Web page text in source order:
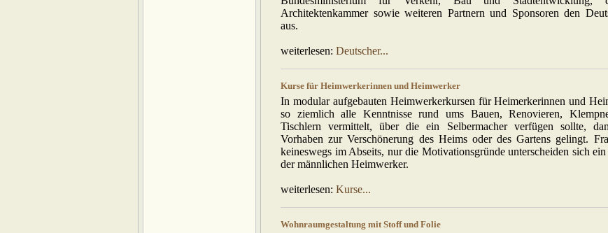
Architektenkammer sowie weiteren Partnern und Sponsoren den
aus.
weiterlesen: Deutscher...
Kurse für Heimwerkerinnen und Heimwerker
In modular aufgebauten Heimwerkerkursen für Heimerkerinnen und
so ziemlich alle Kenntnisse rund ums Bauen, Renovieren,
Tischlern vermittelt, über die ein Selbermacher verfügen sollte,
Vorhaben zur Verschönerung des Heims oder des Gartens gelingt.
keineswegs im Abseits, nur die Motivationsgründe unterscheiden sich
der männlichen Heimwerker.
weiterlesen: Kurse...
Wohnraumgestaltung mit Stoff und Folie